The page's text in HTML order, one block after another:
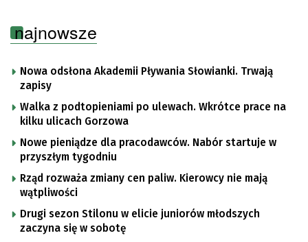
najnowsze
Nowa odsłona Akademii Pływania Słowianki. Trwają
zapisy
Walka z podtopieniami po ulewach. Wkrótce prace na
kilku ulicach Gorzowa
Nowe pieniądze dla pracodawców. Nabór startuje w
przyszłym tygodniu
Rząd rozważa zmiany cen paliw. Kierowcy nie mają
wątpliwości
Drugi sezon Stilonu w elicie juniorów młodszych
zaczyna się w sobotę